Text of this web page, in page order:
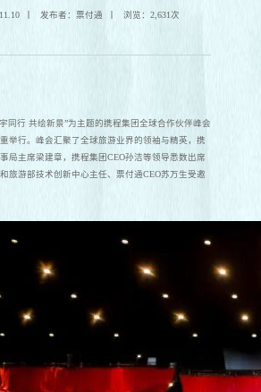
发布者：票付通 浏览：2,631次
同行 共绘新景”为主题的携程集团全球合作伙伴峰会
举行。峰会汇聚了全球旅游业界的领袖与精英，携
局主席梁建章，携程集团CEO孙洁等领导悉数出席
旅游部技术创新中心主任、票付通CEO苏万生受邀